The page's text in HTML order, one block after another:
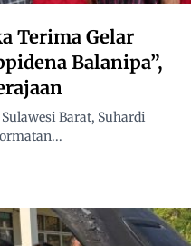
Terima Gelar
Balanipa”,
Barat, Suhardi